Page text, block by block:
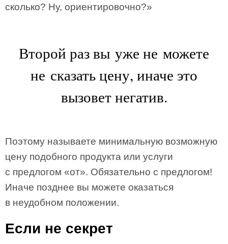
сколько? Ну, ориентировочно?»
Второй раз вы уже не можете
не сказать цену, иначе это
вызовет негатив.
Поэтому называете минимальную возможную
цену подобного продукта или услуги
с предлогом «от». Обязательно с предлогом!
Иначе позднее вы можете оказаться
в неудобном положении.
Если не секрет